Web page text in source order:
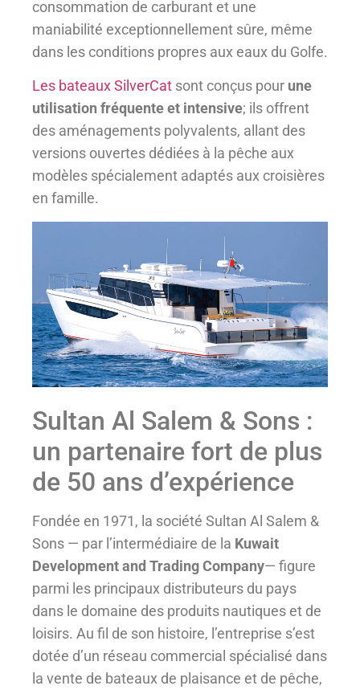
consommation de carburant et une
maniabilité exceptionnellement sûre, même
dans les conditions propres aux eaux du Golfe.
Les bateaux SilverCat sont conçus pour une
utilisation fréquente et intensive; ils offrent
des aménagements polyvalents, allant des
versions ouvertes dédiées à la pêche aux
modèles spécialement adaptés aux croisières
en famille.
Sultan Al Salem & Sons :
un partenaire fort de plus
de 50 ans d’expérience
Fondée en 1971, la société Sultan Al Salem &
Sons — par l’intermédiaire de la Kuwait
Development and Trading Company— figure
parmi les principaux distributeurs du pays
dans le domaine des produits nautiques et de
loisirs. Au fil de son histoire, l’entreprise s’est
dotée d’un réseau commercial spécialisé dans
la vente de bateaux de plaisance et de pêche,